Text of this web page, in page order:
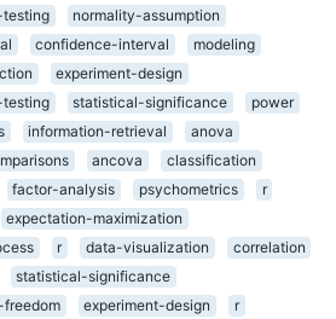
normality-assumption
confidence-interval
modeling
experiment-design
statistical-significance
power
information-retrieval
anova
ancova
classification
factor-analysis psychometrics
r
expectation-maximization
r data-visualization
correlation
statistical-significance
experiment-design
r